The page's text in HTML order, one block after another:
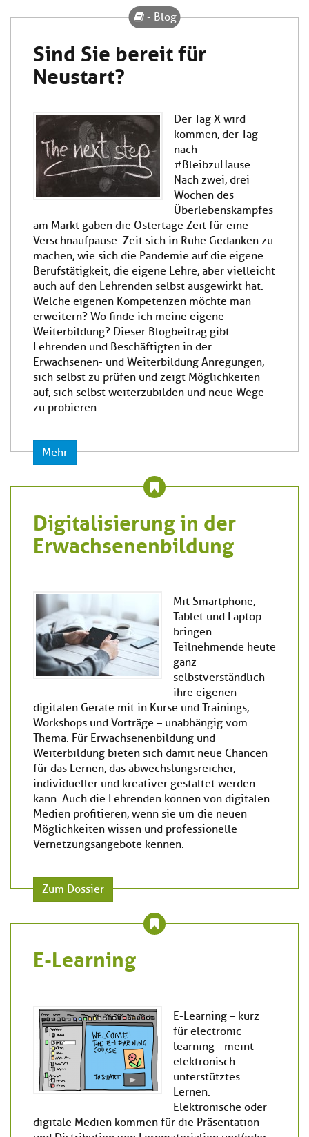
Sind Sie bereit für
Neustart?
- Blog
Der Tag X wird
kommen, der Tag
nach
#BleibzuHause.
Nach zwei, drei
Wochen des
Überlebenskampfes
am Markt gaben die Ostertage Zeit für eine
Verschnaufpause. Zeit sich in Ruhe Gedanken zu
machen, wie sich die Pandemie auf die eigene
Berufstätigkeit, die eigene Lehre, aber vielleicht
auch auf den Lehrenden selbst ausgewirkt hat.
Welche eigenen Kompetenzen möchte man
erweitern? Wo finde ich meine eigene
Weiterbildung? Dieser Blogbeitrag gibt
Lehrenden und Beschäftigten in der
Erwachsenen- und Weiterbildung Anregungen,
sich selbst zu prüfen und zeigt Möglichkeiten
auf, sich selbst weiterzubilden und neue Wege
zu probieren.
Mehr
Digitalisierung in der
Erwachsenenbildung
Mit Smartphone,
Tablet und Laptop
bringen
Teilnehmende heute
ganz
selbstverständlich
ihre eigenen
digitalen Geräte mit in Kurse und Trainings,
Workshops und Vorträge – unabhängig vom
Thema. Für Erwachsenenbildung und
Weiterbildung bieten sich damit neue Chancen
für das Lernen, das abwechslungsreicher,
individueller und kreativer gestaltet werden
kann. Auch die Lehrenden können von digitalen
Medien profitieren, wenn sie um die neuen
Möglichkeiten wissen und professionelle
Vernetzungsangebote kennen.
Zum Dossier
E-Learning
E-Learning – kurz
für electronic
learning - meint
elektronisch
unterstütztes
Lernen.
Elektronische oder
digitale Medien kommen für die Präsentation